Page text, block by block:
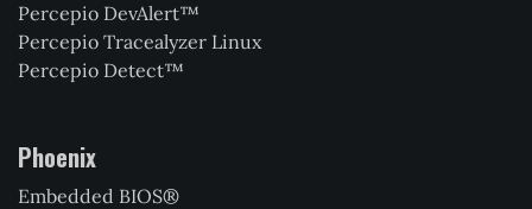
Percepio DevAlert™
Percepio Tracealyzer Linux
Percepio Detect™
Phoenix
Embedded BIOS®